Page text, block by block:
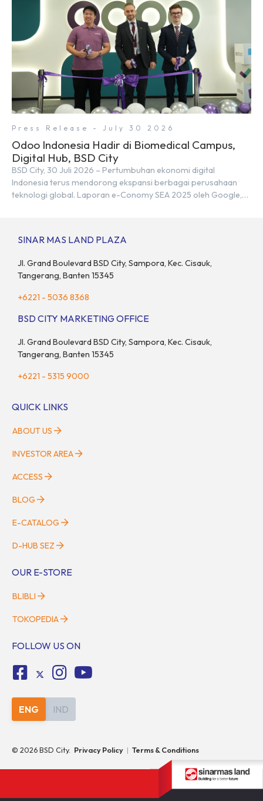
Press Release - July 30 2026
Odoo Indonesia Hadir di Biomedical Campus,
Digital Hub, BSD City
BSD City, 30 Juli 2026 – Pertumbuhan ekonomi digital
Indonesia terus mendorong ekspansi berbagai perusahaan
teknologi global. Laporan e-Conomy SEA 2025 oleh Google,
sebesar 14% dibandingkan dengan tahun sebelumnya. Kondisi
SINAR MAS LAND PLAZA
Jl. Grand Boulevard BSD City, Sampora, Kec. Cisauk,
Tangerang, Banten 15345
+6221 - 5036 8368
BSD CITY MARKETING OFFICE
Jl. Grand Boulevard BSD City, Sampora, Kec. Cisauk,
Tangerang, Banten 15345
+6221 - 5315 9000
QUICK LINKS
ABOUT US
INVESTOR AREA
ACCESS
BLOG
E-CATALOG
D-HUB SEZ
OUR E-STORE
BLIBLI
TOKOPEDIA
FOLLOW US ON
ENG IND
© 2026BSD City. Privacy Policy | Terms & Conditions